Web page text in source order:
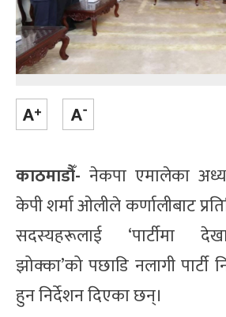
काठमाडौँ- नेकपा एमालेका
केपी शर्मा ओलीले कर्णालीबाट
सदस्यहरूलाई ‘पार्टीमा
झोक्का’को पछाडि नलागी पार्टी
हुन निर्देशन दिएका छन्।